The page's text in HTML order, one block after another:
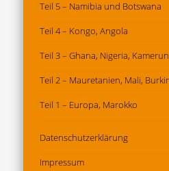
Teil 5 – Namibia und Botswana
Teil 4 – Kongo, Angola
Teil 3 – Ghana, Nigeria, Kamerun
Teil 2 – Mauretanien, Mali,
Teil 1 – Europa, Marokko
Datenschutz­erklärung
Impressum